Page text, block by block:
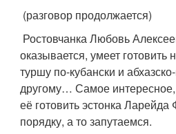
(разговор продолжается)
Ростовчанка Любовь
оказывается, умеет
туршу по-кубански и
другому… Самое
её готовить эстонка
порядку, а то запутаемся.